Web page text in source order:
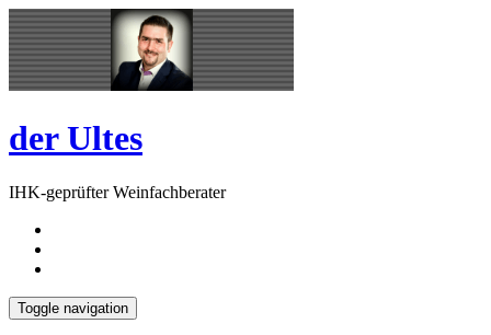
Skip
to
content
Open
Sidebar
der Ultes
IHK-geprüfter Weinfachberater
Toggle navigation